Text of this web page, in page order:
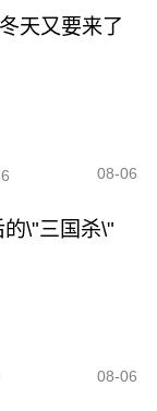
天又要来了
08-06
\"三国杀\"
08-06